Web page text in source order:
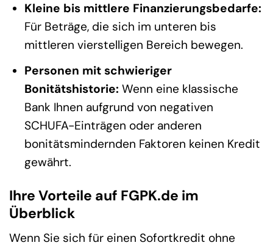
Kleine bis mittlere Finanzierungsbedarfe:
Für Beträge, die sich im unteren bis
mittleren vierstelligen Bereich bewegen.
Personen mit schwieriger
Bonitätshistorie: Wenn eine klassische
Bank Ihnen aufgrund von negativen
SCHUFA-Einträgen oder anderen
bonitätsmindernden Faktoren keinen Kredit
gewährt.
Ihre Vorteile auf FGPK.de im
Überblick
Wenn Sie sich für einen Sofortkredit ohne